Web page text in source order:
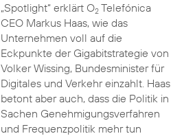
„Spotlight“ erklärt O2Telefónica
CEO Markus Haas, wie das
Unternehmen voll auf die
Eckpunkte der Gigabitstrategie von
Volker Wissing, Bundesminister für
Digitales und Verkehr einzahlt. Haas
betont aber auch, dass die Politik in
Sachen Genehmigungsverfahren
und Frequenzpolitik mehr tun